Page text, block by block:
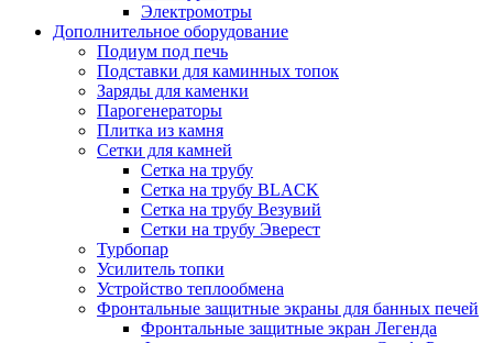
Электромотры
Дополнительное оборудование
Подиум под печь
Подставки для каминных топок
Заряды для каменки
Парогенераторы
Плитка из камня
Сетки для камней
Сетка на трубу
Сетка на трубу BLACK
Сетка на трубу Везувий
Сетки на трубу Эверест
Турбопар
Усилитель топки
Устройство теплообмена
Фронтальные защитные экраны для банных печей
Фронтальные защитные экран Легенда